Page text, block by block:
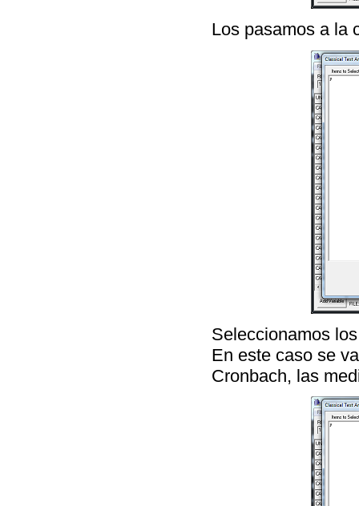
Los pasamos a la
Seleccionamos
En este caso se
Cronbach, las